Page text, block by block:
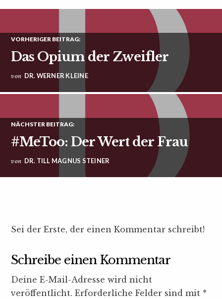
VORHERIGER BEITRAG:
Das Opium der Zweifler
von DR. WERNER KLEINE
NÄCHSTER BEITRAG:
#MeToo: Der Wert der Frau
von DR. TILL MAGNUS STEINER
Sei der Erste, der einen Kommentar schreibt!
Schreibe einen Kommentar
Deine E-Mail-Adresse wird nicht
veröffentlicht. Erforderliche Felder sind mit *